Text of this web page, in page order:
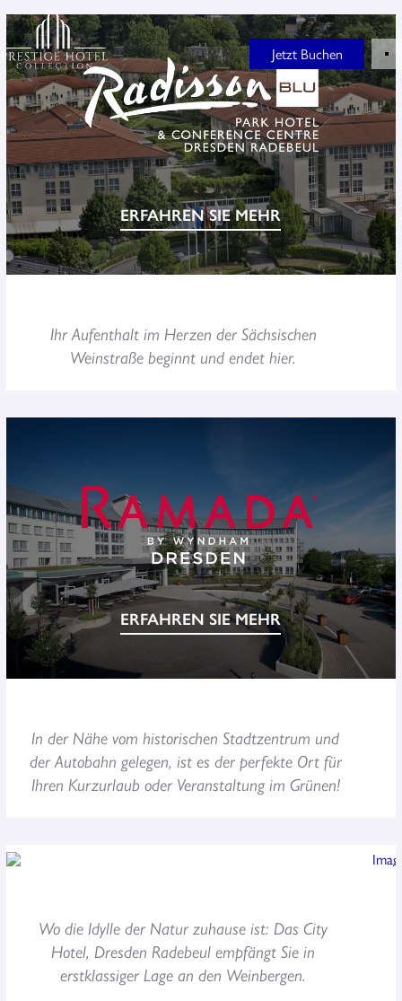
Jetzt Buchen
ERFAHREN SIE MEHR
Ihr Aufenthalt im Herzen der Sächsischen
Weinstraße beginnt und endet hier.
ERFAHREN SIE MEHR
In der Nähe vom historischen Stadtzentrum und
der Autobahn gelegen, ist es der perfekte Ort für
Ihren Kurzurlaub oder Veranstaltung im Grünen!
Wo die Idylle der Natur zuhause ist: Das City
Hotel, Dresden Radebeul empfängt Sie in
erstklassiger Lage an den Weinbergen.
ERFAHREN SIE MEHR